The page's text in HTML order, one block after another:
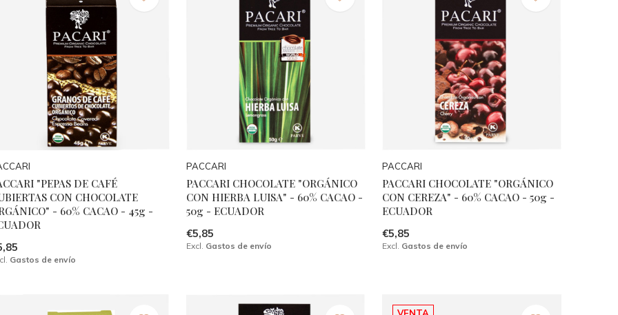
"PEPAS DE CAFÉ
CON CHOCOLATE
- 60% CACAO - 45g -
Gastos de envío
PACCARI
PACCARI CHOCOLATE "ORGÁNICO
CON HIERBA LUISA" - 60% CACAO -
50g - ECUADOR
€5,85
Excl. Gastos de envío
PACCARI
PACCARI CHOCOLATE "ORGÁNICO
CON CEREZA" - 60% CACAO - 50g -
ECUADOR
€5,85
Excl. Gastos de envío